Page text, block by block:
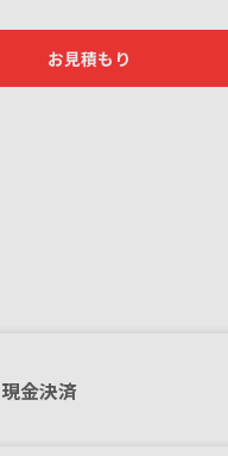
お見積もり
現金決済